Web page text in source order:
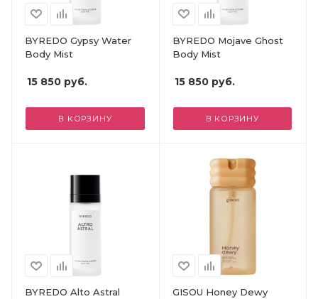
BYREDO Gypsy Water
Body Mist
15 850 руб.
В КОРЗИНУ
BYREDO Mojave Ghost
Body Mist
15 850руб.
В КОРЗИНУ
BYREDO Alto Astral
GISOU Honey Dewy